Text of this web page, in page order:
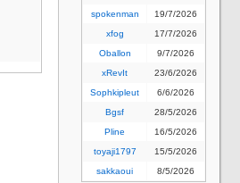
spokenman
19/7/2026
xfog
17/7/2026
Oballon
9/7/2026
xRevIt
23/6/2026
Sophkipleut
6/6/2026
Bgsf
28/5/2026
Pline
16/5/2026
toyaji1797
15/5/2026
sakkaoui
8/5/2026